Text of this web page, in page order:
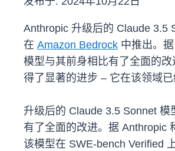
Anthropic 升级后的 Claude 3.5
在 Amazon Bedrock 中推出。
模型与其前身相比有了全面的
得了显著的进步 – 它在该领域已
升级后的 Claude 3.5 Sonnet 模
有了全面的改进。据 Anthropic
该模型在 SWE-bench Verified